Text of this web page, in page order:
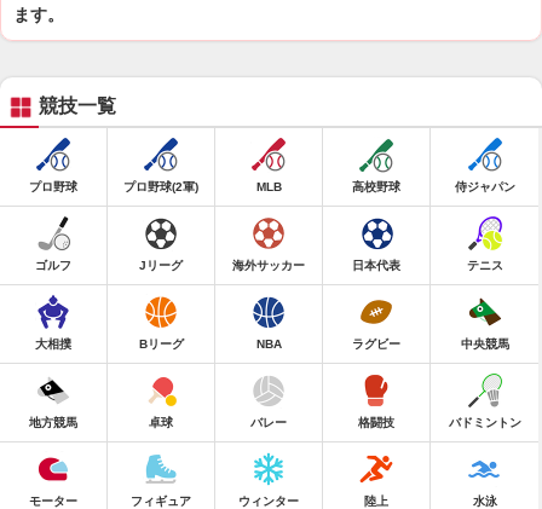
ます。
競技一覧
プロ野球 プロ野球(2軍) MLB 高校野球 侍ジャパン
ゴルフ Jリーグ 海外サッカー 日本代表 テニス
大相撲 Bリーグ NBA ラグビー 中央競馬
地方競馬 卓球 バレー 格闘技 バドミントン
モーター フィギュア ウィンター 陸上 水泳